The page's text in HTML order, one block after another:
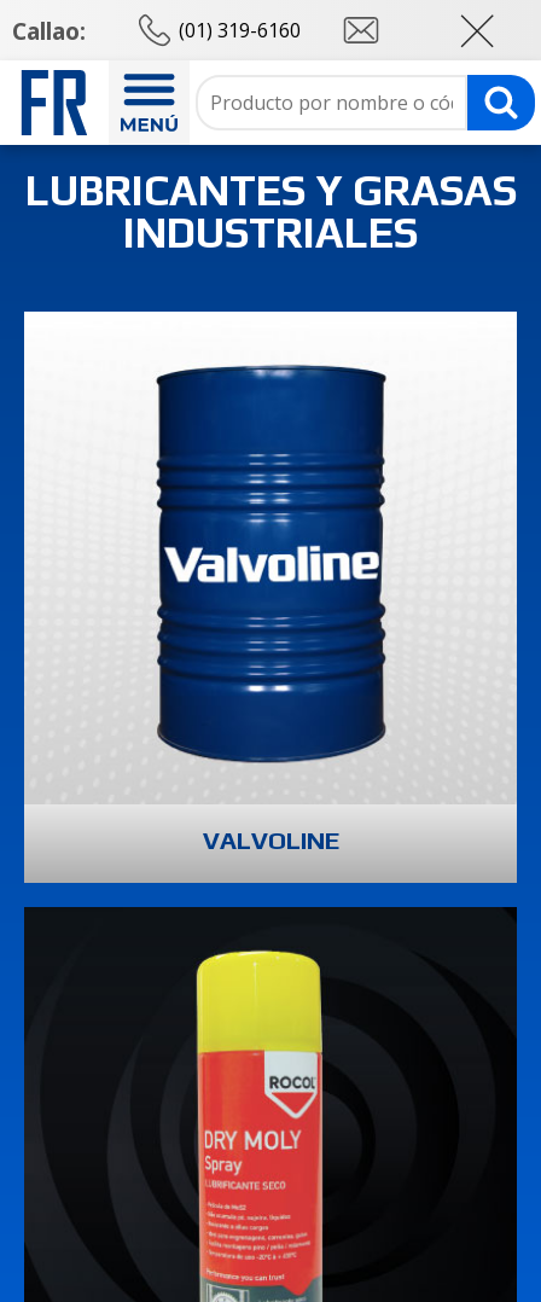
Callao: (01) 319-6160
LUBRICANTES Y GRASAS
INDUSTRIALES
VALVOLINE